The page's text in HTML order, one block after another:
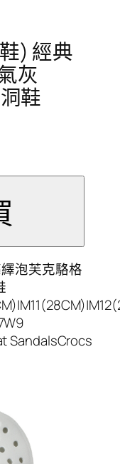
) 經典
灰
鞋
泡芙克駱格
SandalsCrocs